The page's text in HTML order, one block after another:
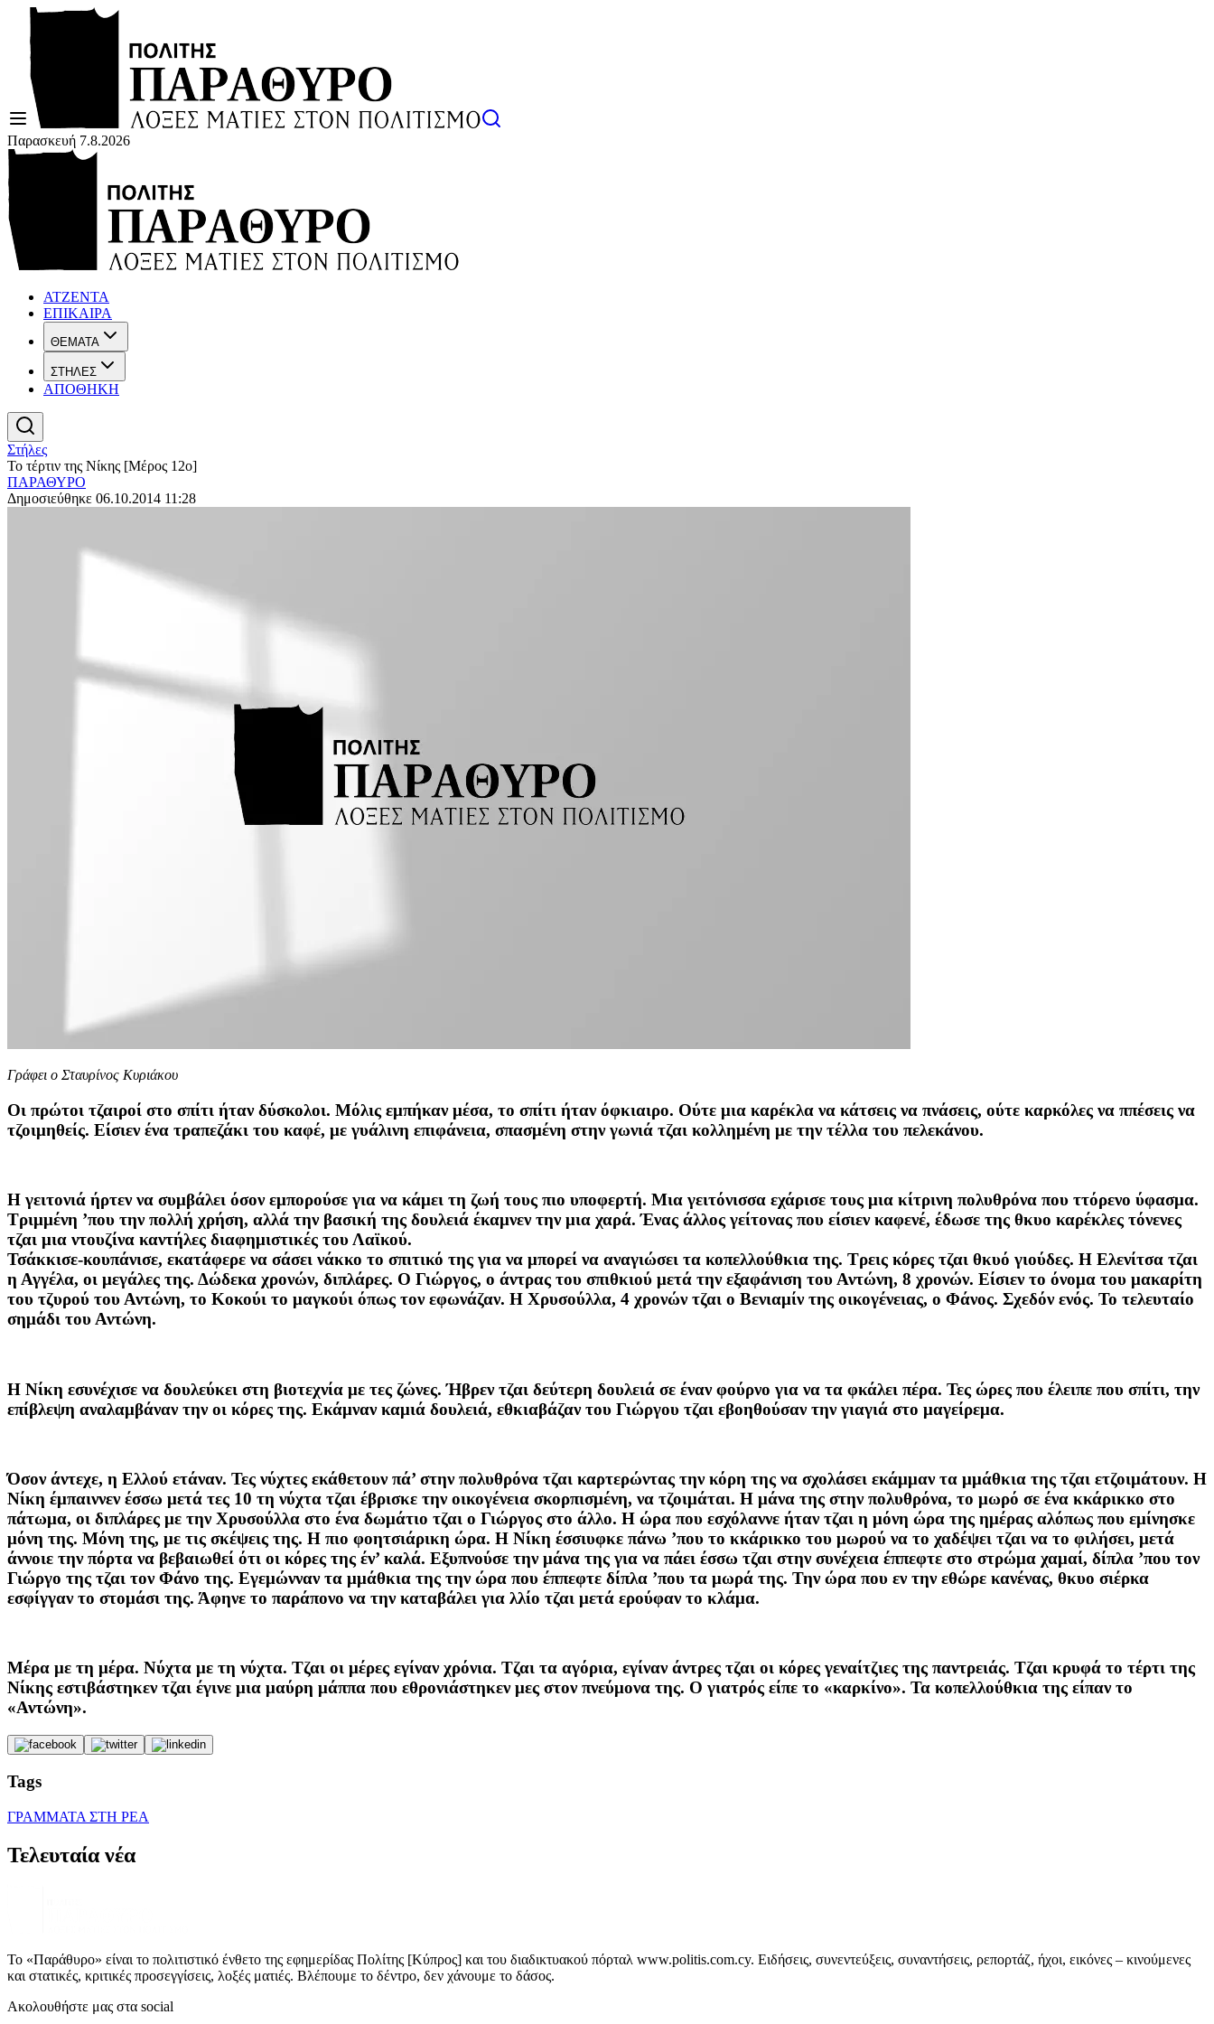
Παρασκευή 7.8.2026
ΑΤΖΕΝΤΑ
ΕΠΙΚΑΙΡΑ
ΘΕΜΑΤΑ
ΣΤΗΛΕΣ
ΑΠΟΘΗΚΗ
Στήλες
Το τέρτιν της Νίκης [Μέρος 12ο]
ΠΑΡΑΘΥΡΟ
Δημοσιεύθηκε 06.10.2014 11:28
Γράφει ο Σταυρίνος Κυριάκου
Οι πρώτοι τζαιροί στο σπίτι ήταν δύσκολοι. Μόλις εμπήκαν μέσα, το σπίτι ήταν όφκιαιρο. Ούτε μια καρέκλα να κάτσεις να πνάσεις, ούτε καρκόλες να ππέσεις να
τζοιμηθείς. Είσιεν ένα τραπεζάκι του καφέ, με γυάλινη επιφάνεια, σπασμένη στην γωνιά τζαι κολλημένη με την τέλλα του πελεκάνου.
Η γειτονιά ήρτεν να συμβάλει όσον εμπορούσε για να κάμει τη ζωή τους πιο υποφερτή. Μια γειτόνισσα εχάρισε τους μια κίτρινη πολυθρόνα που ττόρενο ύφασμα.
Τριμμένη ’που την πολλή χρήση, αλλά την βασική της δουλειά έκαμνεν την μια χαρά. Ένας άλλος γείτονας που είσιεν καφενέ, έδωσε της θκυο καρέκλες τόνενες
τζαι μια ντουζίνα καντήλες διαφημιστικές του Λαϊκού.
Τσάκκισε-κουπάνισε, εκατάφερε να σάσει νάκκο το σπιτικό της για να μπορεί να αναγιώσει τα κοπελλούθκια της. Τρεις κόρες τζαι θκυό γιούδες. Η Ελενίτσα τζαι
η Αγγέλα, οι μεγάλες της. Δώδεκα χρονών, διπλάρες. Ο Γιώργος, ο άντρας του σπιθκιού μετά την εξαφάνιση του Αντώνη, 8 χρονών. Είσιεν το όνομα του μακαρίτη
του τζυρού του Αντώνη, το Κοκούι το μαγκούι όπως τον εφωνάζαν. Η Χρυσούλλα, 4 χρονών τζαι ο Βενιαμίν της οικογένειας, ο Φάνος. Σχεδόν ενός. Το τελευταίο
σημάδι του Αντώνη.
Η Νίκη εσυνέχισε να δουλεύκει στη βιοτεχνία με τες ζώνες. Ήβρεν τζαι δεύτερη δουλειά σε έναν φούρνο για να τα φκάλει πέρα. Τες ώρες που έλειπε που σπίτι, την
επίβλεψη αναλαμβάναν την οι κόρες της. Εκάμναν καμιά δουλειά, εθκιαβάζαν του Γιώργου τζαι εβοηθούσαν την γιαγιά στο μαγείρεμα.
Όσον άντεχε, η Ελλού ετάναν. Τες νύχτες εκάθετουν πά’ στην πολυθρόνα τζαι καρτερώντας την κόρη της να σχολάσει εκάμμαν τα μμάθκια της τζαι ετζοιμάτουν. Η
Νίκη έμπαιννεν έσσω μετά τες 10 τη νύχτα τζαι έβρισκε την οικογένεια σκορπισμένη, να τζοιμάται. Η μάνα της στην πολυθρόνα, το μωρό σε ένα κκάρικκο στο
πάτωμα, οι διπλάρες με την Χρυσούλλα στο ένα δωμάτιο τζαι ο Γιώργος στο άλλο. Η ώρα που εσχόλαννε ήταν τζαι η μόνη ώρα της ημέρας αλόπως που εμίνησκε
μόνη της. Μόνη της, με τις σκέψεις της. Η πιο φοητσιάρικη ώρα. Η Νίκη έσσιυφκε πάνω ’που το κκάρικκο του μωρού να το χαδέψει τζαι να το φιλήσει, μετά
άννοιε την πόρτα να βεβαιωθεί ότι οι κόρες της έν’ καλά. Εξυπνούσε την μάνα της για να πάει έσσω τζαι στην συνέχεια έππεφτε στο στρώμα χαμαί, δίπλα ’που τον
Γιώργο της τζαι τον Φάνο της. Εγεμώνναν τα μμάθκια της την ώρα που έππεφτε δίπλα ’που τα μωρά της. Την ώρα που εν την εθώρε κανένας, θκυο σιέρκα
εσφίγγαν το στομάσι της. Άφηνε το παράπονο να την καταβάλει για λλίο τζαι μετά ερούφαν το κλάμα.
Μέρα με τη μέρα. Νύχτα με τη νύχτα. Τζαι οι μέρες εγίναν χρόνια. Τζαι τα αγόρια, εγίναν άντρες τζαι οι κόρες γεναίτζιες της παντρειάς. Τζαι κρυφά το τέρτι της
Νίκης εστιβάστηκεν τζαι έγινε μια μαύρη μάππα που εθρονιάστηκεν μες στον πνεύμονα της. Ο γιατρός είπε το «καρκίνο». Τα κοπελλούθκια της είπαν το
«Αντώνη».
Tags
ΓΡΑΜΜΑΤΑ ΣΤΗ ΡΕΑ
Τελευταία νέα
Το «Παράθυρο» είναι το πολιτιστικό ένθετο της εφημερίδας Πολίτης [Κύπρος] και του διαδικτυακού πόρταλ www.politis.com.cy. Ειδήσεις, συνεντεύξεις, συναντήσεις, ρεπορτάζ, ήχοι, εικόνες – κινούμενες
και στατικές, κριτικές προσεγγίσεις, λοξές ματιές. Βλέπουμε το δέντρο, δεν χάνουμε το δάσος.
Ακολουθήστε μας στα social